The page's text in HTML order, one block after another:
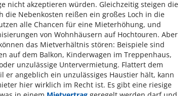
nicht akzeptieren würden. Gleichzeitig steigen die
die Nebenkosten reißen ein großes Loch in die
alle Chancen für eine Mieterhöhung, und
von Wohnhäusern auf Hochtouren. Aber
das Mietverhältnis stören: Beispiele sind
auf dem Balkon, Kinderwagen im Treppenhaus,
unzulässige Untervermietung. Flattert dem
er angeblich ein unzulässiges Haustier hält, kann
hier wirklich im Recht ist. Es gibt eine riesige